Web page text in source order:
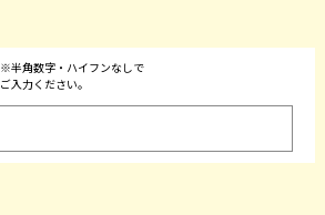
※半角数字・ハイフンなしで
ご入力ください。